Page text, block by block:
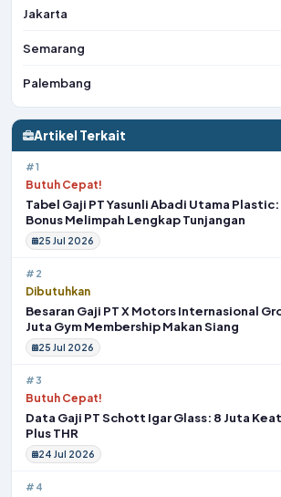
Jakarta
Semarang
Palembang
Artikel Terkait
#1
Butuh Cepat!
Tabel Gaji PT Yasunli Abadi Utama
Bonus Melimpah Lengkap Tunjangan
25 Jul 2026
#2
Dibutuhkan
Besaran Gaji PT X Motors Internasional
Juta Gym Membership Makan Siang
25 Jul 2026
#3
Butuh Cepat!
Data Gaji PT Schott Igar Glass: 8 Juta
Plus THR
24 Jul 2026
#4